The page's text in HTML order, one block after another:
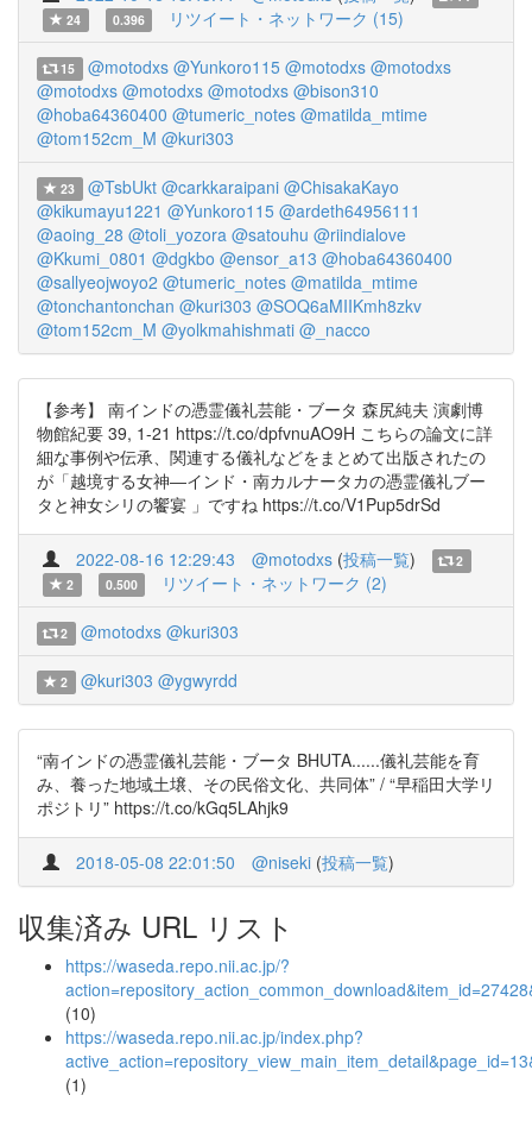
24
0.396 リツイート・ネットワーク (15)
15 @motodxs @Yunkoro115 @motodxs @motodxs
@motodxs @motodxs @motodxs @bison310
@hoba64360400 @tumeric_notes @matilda_mtime
@tom152cm_M @kuri303
23 @TsbUkt @carkkaraipani @ChisakaKayo
@kikumayu1221 @Yunkoro115 @ardeth64956111
@aoing_28 @toli_yozora @satouhu @riindialove
@Kkumi_0801 @dgkbo @ensor_a13 @hoba64360400
@sallyeojwoyo2 @tumeric_notes @matilda_mtime
@tonchantonchan @kuri303 @SOQ6aMIIKmh8zkv
@tom152cm_M @yolkmahishmati @_nacco
【参考】 南インドの憑霊儀礼芸能・ブータ 森尻純夫 演劇博
物館紀要 39, 1-21 https://t.co/dpfvnuAO9H こちらの論文に詳
細な事例や伝承、関連する儀礼などをまとめて出版されたの
が「越境する女神―インド・南カルナータカの憑霊儀礼ブー
タと神女シリの饗宴 」ですね https://t.co/V1Pup5drSd
2022-08-16 12:29:43 @motodxs (投稿一覧)
2
2
0.500 リツイート・ネットワーク (2)
2 @motodxs @kuri303
2 @kuri303 @ygwyrdd
“南インドの憑霊儀礼芸能・ブータ BHUTA......儀礼芸能を育
み、養った地域土壌、その民俗文化、共同体” / “早稲田大学リ
ポジトリ” https://t.co/kGq5LAhjk9
2018-05-08 22:01:50 @niseki (投稿一覧)
収集済み URL リスト
https://waseda.repo.nii.ac.jp/?
(10)
https://waseda.repo.nii.ac.jp/index.php?
(1)